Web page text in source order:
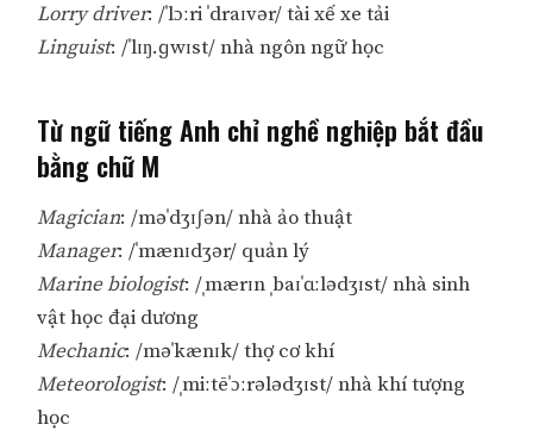
Lorry driver: /ˈlɔːri ˈdraɪvər/ tài xế xe tải
Linguist: /ˈlɪŋ.ɡwɪst/ nhà ngôn ngữ học
Từ ngữ tiếng Anh chỉ nghề nghiệp bắt đầu
bằng chữ M
Magician: /məˈdʒɪʃən/ nhà ảo thuật
Manager: /ˈmænɪdʒər/ quản lý
Marine biologist: /ˌmærɪn ˌbaɪˈɑːlədʒɪst/ nhà sinh
vật học đại dương
Mechanic: /məˈkænɪk/ thợ cơ khí
Meteorologist: /ˌmiːtēˈɔːrələdʒɪst/ nhà khí tượng
học